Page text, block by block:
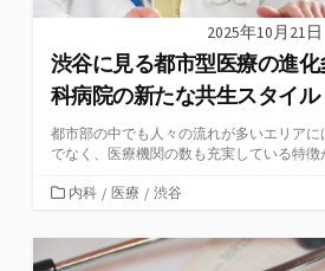
2025年10月21日
渋谷に見る都市型医療の進
科病院の新たな共生スタイル
都市部の中でも人々の流れが多いエリア
でなく、医療機関の数も充実している特徴
カ
ゴ
リ
内科 / 医療 / 渋谷